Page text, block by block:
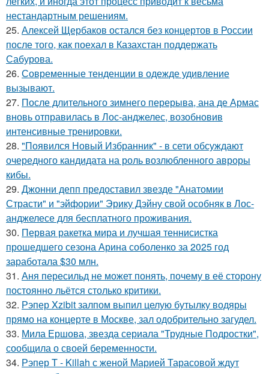
нестандартным решениям.
25. Алексей Щербаков остался без концертов в России
после того, как поехал в Казахстан поддержать
Сабурова.
26. Современные тенденции в одежде удивление
вызывают.
27. После длительного зимнего перерыва, ана де Армас
вновь отправилась в Лос-анджелес, возобновив
интенсивные тренировки.
28. "Появился Новый Избранник" - в сети обсуждают
очередного кандидата на роль возлюбленного авроры
кибы.
29. Джонни депп предоставил звезде "Анатомии
Страсти" и "эйфории" Эрику Дэйну свой особняк в Лос-
анджелесе для бесплатного проживания.
30. Первая ракетка мира и лучшая теннисистка
прошедшего сезона Арина соболенко за 2025 год
заработала $30 млн.
31. Аня пересильд не может понять, почему в её сторону
постоянно льётся столько критики.
32. Рэпер Xzibit залпом выпил целую бутылку водяры
прямо на концерте в Москве, зал одобрительно загудел.
33. Мила Ершова, звезда сериала "Трудные Подростки",
сообщила о своей беременности.
34. Рэпер T - Killah с женой Марией Тарасовой ждут